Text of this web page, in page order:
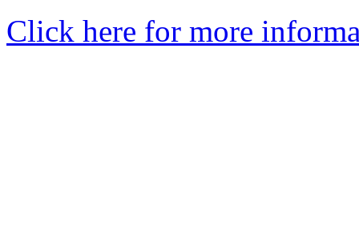
Click here for more